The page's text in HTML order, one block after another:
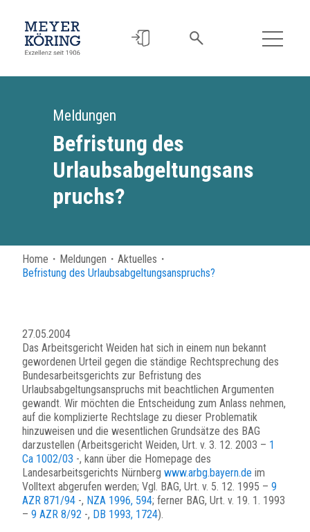
Meldungen
Befristung des
Urlaubsabgeltungsans
pruchs?
Home ・ Meldungen ・ Aktuelles ・
Befristung des Urlaubsabgeltungsanspruchs?
27.05.2004
Das Arbeitsgericht Weiden hat sich in einem nun bekannt
gewordenen Urteil gegen die ständige Rechtsprechung des
Bundesarbeitsgerichts zur Befristung des
Urlaubsabgeltungsanspruchs mit beachtlichen Argumenten
gewandt. Wir möchten die Entscheidung zum Anlass nehmen,
auf die komplizierte Rechtslage zu dieser Problematik
hinzuweisen und die wesentlichen Grundsätze des BAG
darzustellen (Arbeitsgericht Weiden, Urt. v. 3. 12. 2003 – 1
Ca 1002/03 -, kann über die Homepage des
Landesarbeitsgerichts Nürnberg www.arbg.bayern.de im
Volltext abgerufen werden; Vgl. BAG, Urt. v. 5. 12. 1995 – 9
AZR 871/94 -, NZA 1996, 594; ferner BAG, Urt. v. 19. 1. 1993
– 9 AZR 8/92 -, DB 1993, 1724).